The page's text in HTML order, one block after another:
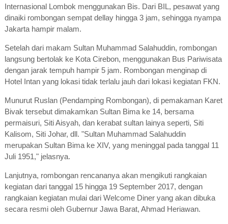
Internasional Lombok menggunakan Bis. Dari BIL, pesawat yang
dinaiki rombongan sempat dellay hingga 3 jam, sehingga nyampa
Jakarta hampir malam.
Setelah dari makam Sultan Muhammad Salahuddin, rombongan
langsung bertolak ke Kota Cirebon, menggunakan Bus Pariwisata
dengan jarak tempuh hampir 5 jam. Rombongan menginap di
Hotel Intan yang lokasi tidak terlalu jauh dari lokasi kegiatan FKN.
Munurut Ruslan (Pendamping Rombongan), di pemakaman Karet
Bivak tersebut dimakamkan Sultan Bima ke 14, bersama
permaisuri, Siti Aisyah, dan kerabat sultan lainya seperti, Siti
Kalisom, Siti Johar, dll. "Sultan Muhammad Salahuddin
merupakan Sultan Bima ke XIV, yang meninggal pada tanggal 11
Juli 1951," jelasnya.
Lanjutnya, rombongan rencananya akan mengikuti rangkaian
kegiatan dari tanggal 15 hingga 19 September 2017, dengan
rangkaian kegiatan mulai dari Welcome Diner yang akan dibuka
secara resmi oleh Gubernur Jawa Barat, Ahmad Heriawan.